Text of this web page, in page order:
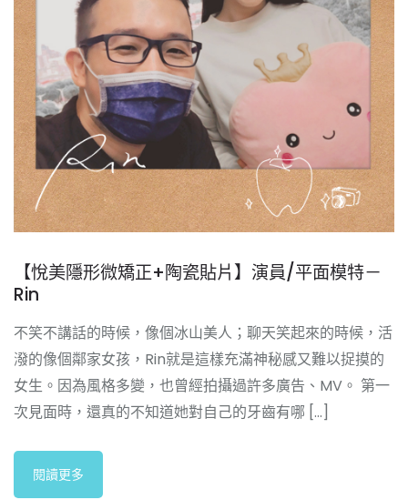
【悅美隱形微矯正+陶瓷貼片】演員/平面模特－
Rin
不笑不講話的時候，像個冰山美人；聊天笑起來的時候，活
潑的像個鄰家女孩，Rin就是這樣充滿神秘感又難以捉摸的
女生。因為風格多變，也曾經拍攝過許多廣告、MV。 第一
次見面時，還真的不知道她對自己的牙齒有哪 [...]
閱讀更多